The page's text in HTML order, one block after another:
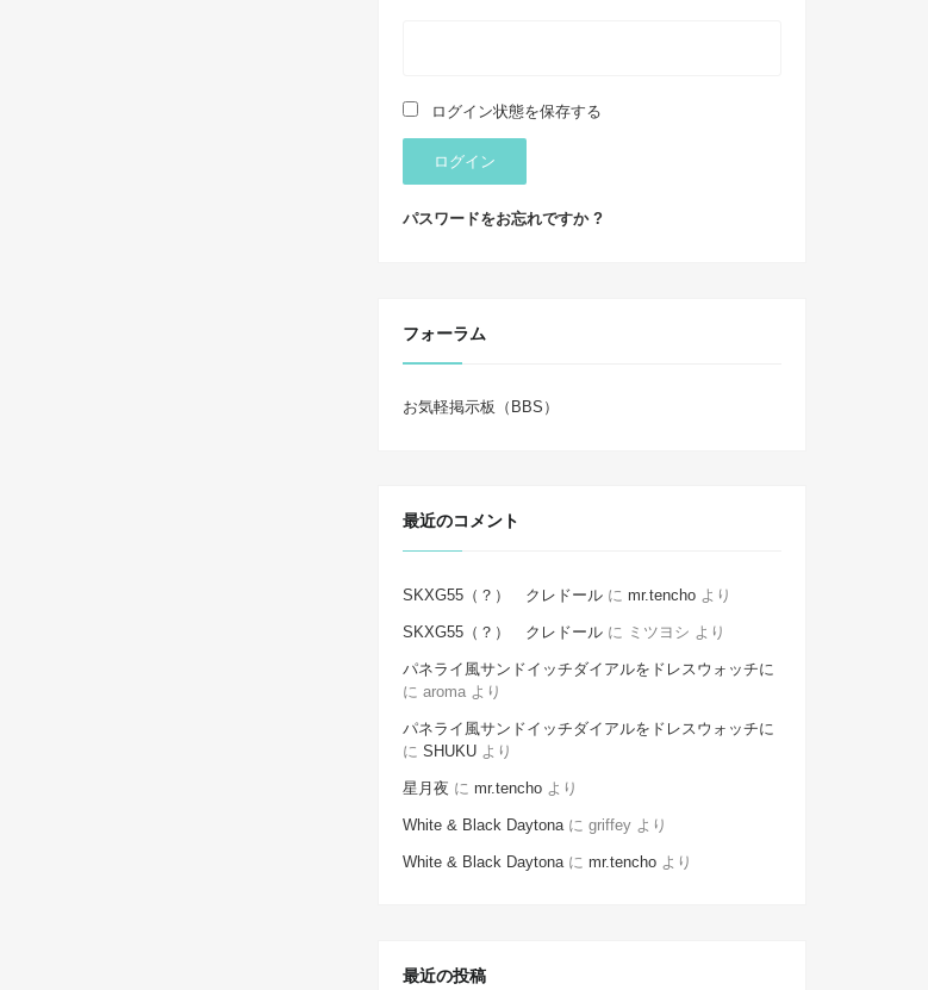
ログイン状態を保存する
ログイン
パスワードをお忘れですか ?
フォーラム
お気軽掲示板（BBS）
最近のコメント
SKXG55（？） クレドール に mr.tencho より
SKXG55（？） クレドール に ミツヨシ より
パネライ風サンドイッチダイアルをドレスウォッチに
に aroma より
パネライ風サンドイッチダイアルをドレスウォッチに
に SHUKU より
星月夜 に mr.tencho より
White & Black Daytona に griffey より
White & Black Daytona に mr.tencho より
最近の投稿